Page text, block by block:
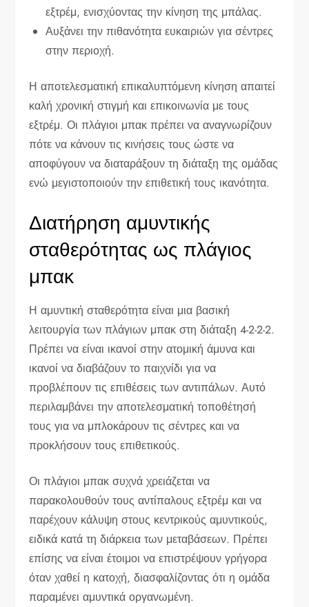
εξτρέμ, ενισχύοντας την κίνηση της μπάλας.
Αυξάνει την πιθανότητα ευκαιριών για σέντρες
στην περιοχή.
Η αποτελεσματική επικαλυπτόμενη κίνηση απαιτεί
καλή χρονική στιγμή και επικοινωνία με τους
εξτρέμ. Οι πλάγιοι μπακ πρέπει να αναγνωρίζουν
πότε να κάνουν τις κινήσεις τους ώστε να
αποφύγουν να διαταράξουν τη διάταξη της ομάδας
ενώ μεγιστοποιούν την επιθετική τους ικανότητα.
Διατήρηση αμυντικής
σταθερότητας ως πλάγιος
μπακ
Η αμυντική σταθερότητα είναι μια βασική
λειτουργία των πλάγιων μπακ στη διάταξη 4-2-2-2.
Πρέπει να είναι ικανοί στην ατομική άμυνα και
ικανοί να διαβάζουν το παιχνίδι για να
προβλέπουν τις επιθέσεις των αντιπάλων. Αυτό
περιλαμβάνει την αποτελεσματική τοποθέτησή
τους για να μπλοκάρουν τις σέντρες και να
προκλήσουν τους επιθετικούς.
Οι πλάγιοι μπακ συχνά χρειάζεται να
παρακολουθούν τους αντίπαλους εξτρέμ και να
παρέχουν κάλυψη στους κεντρικούς αμυντικούς,
ειδικά κατά τη διάρκεια των μεταβάσεων. Πρέπει
επίσης να είναι έτοιμοι να επιστρέψουν γρήγορα
όταν χαθεί η κατοχή, διασφαλίζοντας ότι η ομάδα
παραμένει αμυντικά οργανωμένη.